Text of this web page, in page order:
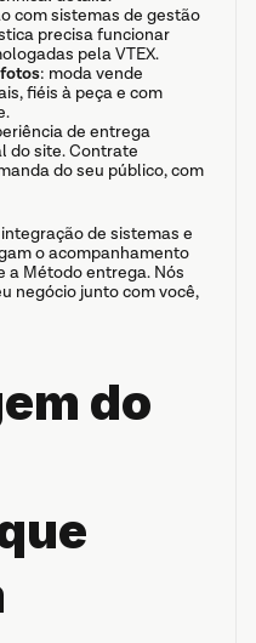
com sistemas de gestão
precisa funcionar
pela VTEX.
: moda vende
fiéis à peça e com
de entrega
do site. Contrate
do seu público, com
de sistemas e
o acompanhamento
a Método entrega. Nós
negócio junto com você,
do